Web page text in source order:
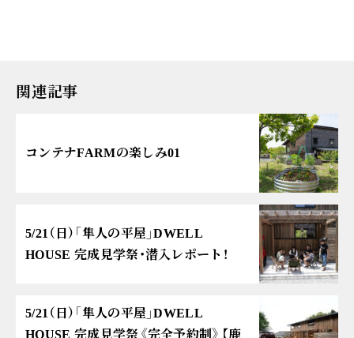
関連記事
コンテナFARMの楽しみ01
5/21（日）「隼人の平屋」DWELL
HOUSE 完成見学祭・潜入レポート！
5/21（日）「隼人の平屋」DWELL
HOUSE 完成見学祭《完全予約制》【鹿